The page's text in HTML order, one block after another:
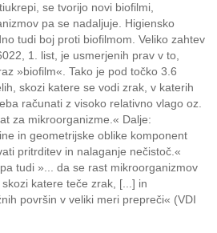
se tvorijo novi biofilmi,
pa se nadaljuje. Higiensko
tudi boj proti biofilmom. Veliko zahtev
1. list, je usmerjenih prav v to,
»biofilm«. Tako je pod točko 3.6
skozi katere se vodi zrak, v katerih
računati z visoko relativno vlago oz.
za mikroorganizme.« Dalje:
in geometrijske oblike komponent
pritrditev in nalaganje nečistoč.«
tudi »... da se rast mikroorganizmov
katere teče zrak, [...] in
površin v veliki meri prepreči« (VDI